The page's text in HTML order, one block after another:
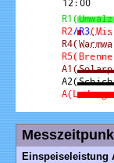
Einspeiseleistung